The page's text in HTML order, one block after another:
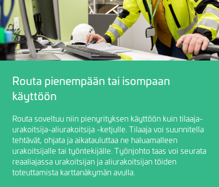
Routa pienempään tai isompaan
käyttöön
Routa soveltuu niin pienyrityksen käyttöön kuin tilaaja-
urakoitsija-aliurakoitsija -ketjulle. Tilaaja voi suunnitella
tehtävät, ohjata ja aikatauluttaa ne haluamalleen
urakoitsijalle tai työntekijälle. Työnjohto taas voi seurata
reaaliajassa urakoitsijan ja aliurakoitsijan töiden
toteuttamista karttanäkymän avulla.